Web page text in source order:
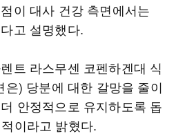
이 대사 건강 측면에서는
고 설명했다.
트 라스무센 코펜하겐대 식
은) 당분에 대한 갈망을 줄이
안정적으로 유지하도록 돕
이라고 밝혔다.